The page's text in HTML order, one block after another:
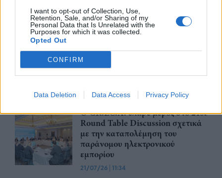
I want to opt-out of Collection, Use,
Retention, Sale, and/or Sharing of my
Personal Data that Is Unrelated with the
Purposes for which it was collected.
Opted Out
CONFIRM
Data Deletion Data Access Privacy Policy
Γυαλιού πραγματοποίησαν
ΓΣΕΒΕΕ και ΠΟΕΒΥ
03/08/26|14:07
ψηφιακή υγεία ανοίγει τις πύλες
της στο Βερολίνο από τις 26 έως
τις 28 Οκτωβρίου
29/07/26|15:21
Ο GR.EC.A. έλαβε μέρος στο 21st
Round Table Discussion σχετικά
με την καταπολέμηση του
παράνομου ηλεκτρονικού
εμπορίου
21/07/26 | 11:34